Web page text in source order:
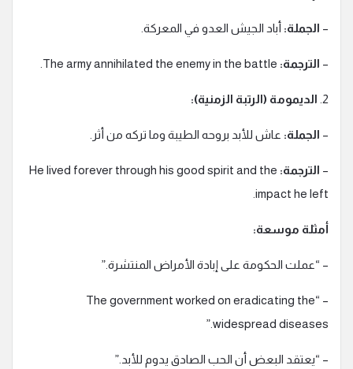
– الجملة: أباد الجيش العدو في المعركة.
– الترجمة:
2. الديمومة (الرتبة الزمنية):
– الجملة: عاش للأبد بروحه الطيبة وما تركه من أثر.
– الترجمة: He lived forever through his good spirit and the
impact he left.
أمثلة موسعة:
– “عملت الحكومة على إبادة الأمراض المنتشرة.”
– “The government worked on eradicating the
widespread diseases.”
– “يعتقد البعض أن الحب الصادق يدوم للأبد.”